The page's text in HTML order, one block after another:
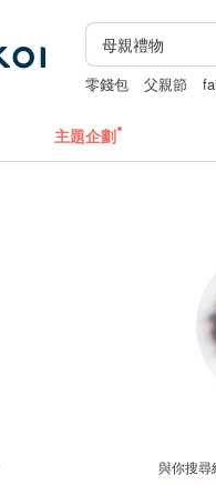
零錢包 父親節
主題企劃
與你搜尋